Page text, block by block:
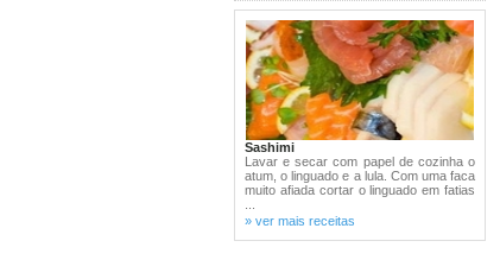
Sashimi
Lavar e secar com papel de cozinha o
atum, o linguado e a lula. Com uma faca
muito afiada cortar o linguado em fatias
» ver mais receitas